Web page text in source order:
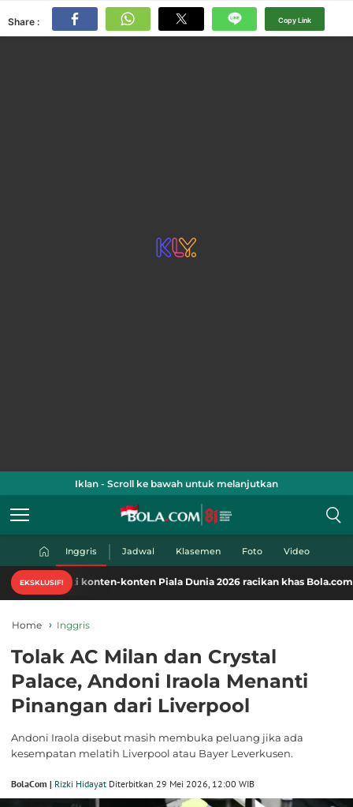
Share : Copy Link
Iklan - Scroll ke bawah untuk melanjutkan
Inggris Jadwal Klasemen Foto Video
EKSKLUSIF!
konten-konten Piala Dunia 2026 racikan khas Bola.com. Klik di sini!
Home Inggris
Tolak AC Milan dan Crystal
Palace, Andoni Iraola Menanti
Pinangan dari Liverpool
Andoni Iraola disebut masih membuka peluang jika ada
kesempatan melatih Liverpool atau Bayer Leverkusen.
BolaCom | Rizki Hidayat Diterbitkan 29 Mei 2026, 12:00 WIB